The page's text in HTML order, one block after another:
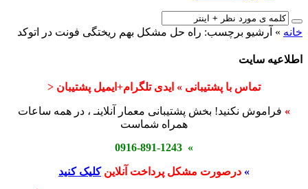
خانه » آرشیو برچسب: راه حل مشکل بهم ریختگی فونت در اتوکد
اطلاعیه سایت
تماس با پشتیبانی » ایدی تلگرام+ایمیل پشتیبان <
» فراموش نکنید! بخش پشتیبانی معمار آنلاینـ ، در همه ساعات
همراه شماست
» 0916-891-1243
» درصورت مشکل پرداخت آنلاینکلیک کنید